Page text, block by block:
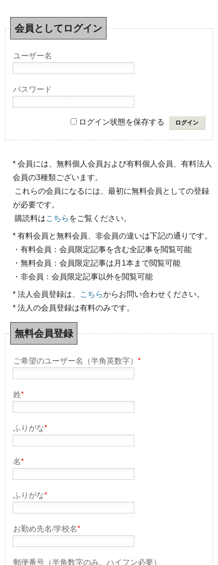
会員としてログイン
ユーザー名
パスワード
ログイン状態を保存する
* 会員には、無料個人会員および有料個人会員、有料法人
会員の3種類ございます。
これらの会員になるには、最初に無料会員としての登録
が必要です。
購読料はこちら をご覧ください。
* 有料会員と無料会員、非会員の違いは下記の通りです。
・有料会員：会員限定記事を含む全記事を閲覧可能
・無料会員：会員限定記事は月1本まで閲覧可能
・非会員：会員限定記事以外を閲覧可能
* 法人会員登録は、 こちらからお問い合わせください。
* 法人の会員登録は有料のみです。
無料会員登録
ご希望のユーザー名（半角英数字） *
姓*
ふりがな*
名*
ふりがな*
お勤め先名/学校名*
郵便番号（半角数字のみ。ハイフン必要）